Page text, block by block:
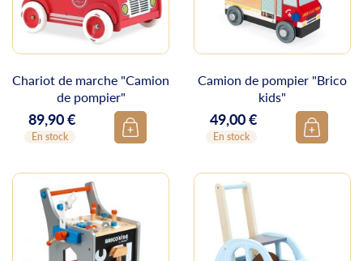
Chariot de marche "Camion
de pompier"
Prix
89,90 €
En stock
Camion de pompier "Brico
kids"
Prix
49,00 €
En stock